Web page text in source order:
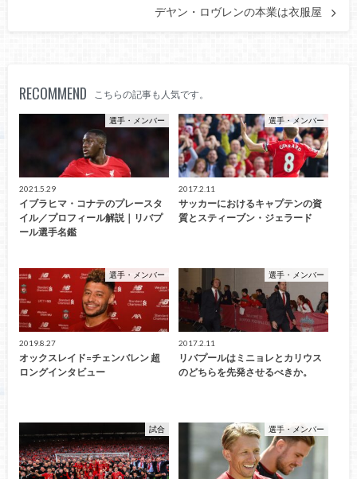
デヤン・ロヴレンの本業は衣服屋
RECOMMEND こちらの記事も人気です。
選手・メンバー
2021.5.29
イブラヒマ・コナテのプレースタ
イル／プロフィール解説｜リバプ
ール選手名鑑
選手・メンバー
2017.2.11
サッカーにおけるキャプテンの資
質とスティーブン・ジェラード
選手・メンバー
2019.8.27
オックスレイド=チェンバレン 超
ロングインタビュー
選手・メンバー
2017.2.11
リバプールはミニョレとカリウス
のどちらを先発させるべきか。
試合 選手・メンバー